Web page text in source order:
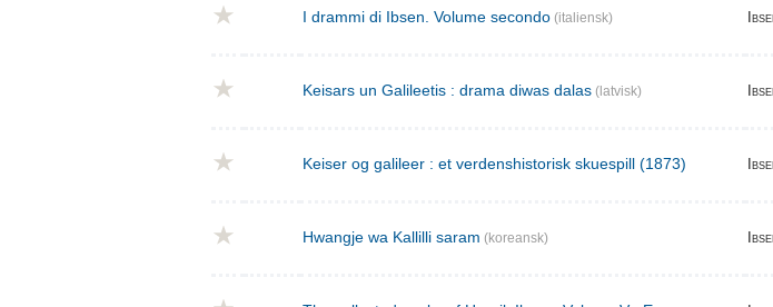
I drammi di Ibsen. Volume secondo (italiensk)
Keisars un Galileetis : drama diwas dalas (latvisk)
Keiser og galileer : et verdenshistorisk skuespill (1873)
Hwangje wa Kallilli saram (koreansk)